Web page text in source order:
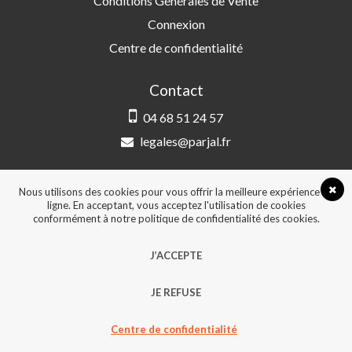
Connexion
Centre de confidentialité
Contact
04 68 51 24 57
legales@parjal.fr
3 Rue Saint-Amand, 66000 Perpignan
© 2026, Tous droits réservés - Design &
Nous utilisons des cookies pour vous offrir la meilleure expérience en
ligne. En acceptant, vous acceptez l'utilisation de cookies
conformément à notre politique de confidentialité des cookies.
J’ACCEPTE
JE REFUSE
Centre de confidentialité